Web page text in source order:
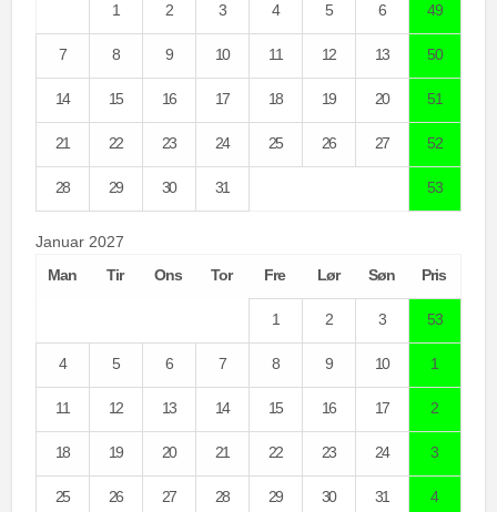
1 2 3 4 5 6 49
7 8 9 10 11 12 13 50
14 15 16 17 18 19 20 51
21 22 23 24 25 26 27 52
28 29 30 31 53
Januar 2027
Man
Tir Ons Tor Fre Lør Søn Pris
1 2 3 53
4 5 6 7 8 9 10 1
11 12 13 14 15 16 17 2
18 19 20 21 22 23 24 3
25 26 27 28 29 30 31 4